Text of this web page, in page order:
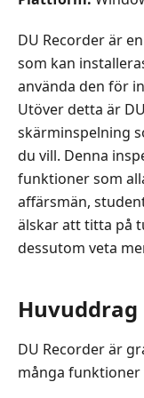
DU Recorder är
som kan
använda den för
Utöver detta är
skärminspelning
du vill. Denna
funktioner som
affärsmän,
älskar att titta på
dessutom veta
Huvuddrag
DU Recorder är
många funktioner